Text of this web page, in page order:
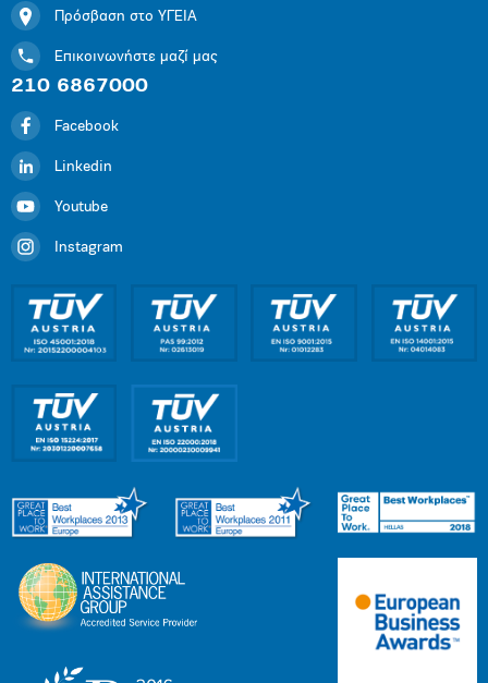
Πρόσβαση στο ΥΓΕΙΑ
Επικοινωνήστε μαζί μας
210 6867000
Facebook
Linkedin
Youtube
Instagram